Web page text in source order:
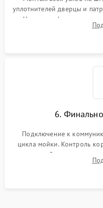
уплотнителей дверцы и
Надежная фиксация
сборка корпуса и
6.
Подключение к
цикла мойки. Контроль
до нужной температуры,
штатного слива и